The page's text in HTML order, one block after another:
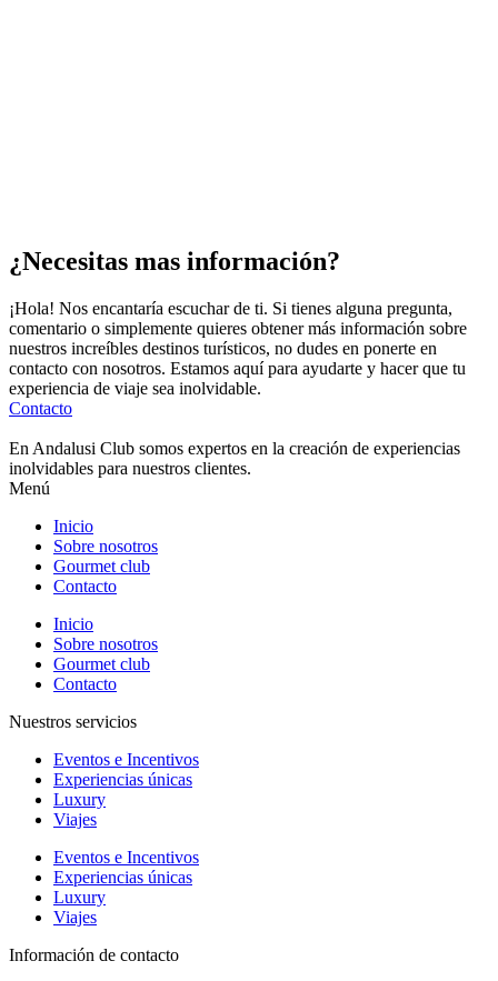
¿Necesitas mas información?
¡Hola! Nos encantaría escuchar de ti. Si tienes alguna pregunta,
comentario o simplemente quieres obtener más información sobre
nuestros increíbles destinos turísticos, no dudes en ponerte en
contacto con nosotros. Estamos aquí para ayudarte y hacer que tu
experiencia de viaje sea inolvidable.
Contacto
En Andalusi Club somos expertos en la creación de experiencias
inolvidables para nuestros clientes.
Menú
Inicio
Sobre nosotros
Gourmet club
Contacto
Inicio
Sobre nosotros
Gourmet club
Contacto
Nuestros servicios
Eventos e Incentivos
Experiencias únicas
Luxury
Viajes
Eventos e Incentivos
Experiencias únicas
Luxury
Viajes
Información de contacto